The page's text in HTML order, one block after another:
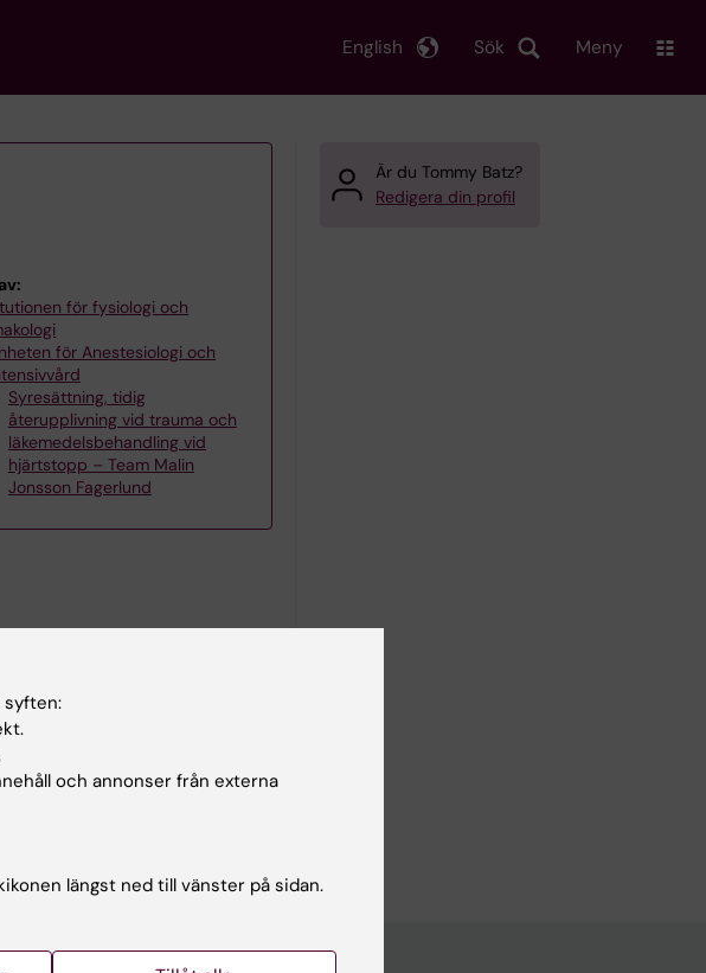
Sök
English Meny
för fysiologi och
för Anestesiologi och
Syresättning, tidig
återupplivning vid trauma och
läkemedelsbehandling vid
hjärtstopp – Team Malin
Jonsson Fagerlund
2026-2029
Är du Tommy Batz?
Redigera din profil
syften:
och annonser från externa
längst ned till vänster på sidan.